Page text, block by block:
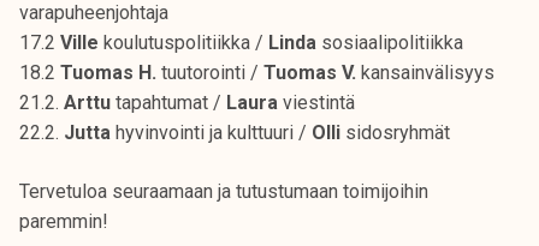
varapuheenjohtaja
17.2 Ville koulutuspolitiikka / Linda sosiaalipolitiikka
18.2 Tuomas H. tuutorointi / Tuomas V. kansainvälisyys
21.2. Arttu tapahtumat / Laura viestintä
22.2. Jutta hyvinvointi ja kulttuuri / Olli sidosryhmät
Tervetuloa seuraamaan ja tutustumaan toimijoihin
paremmin!